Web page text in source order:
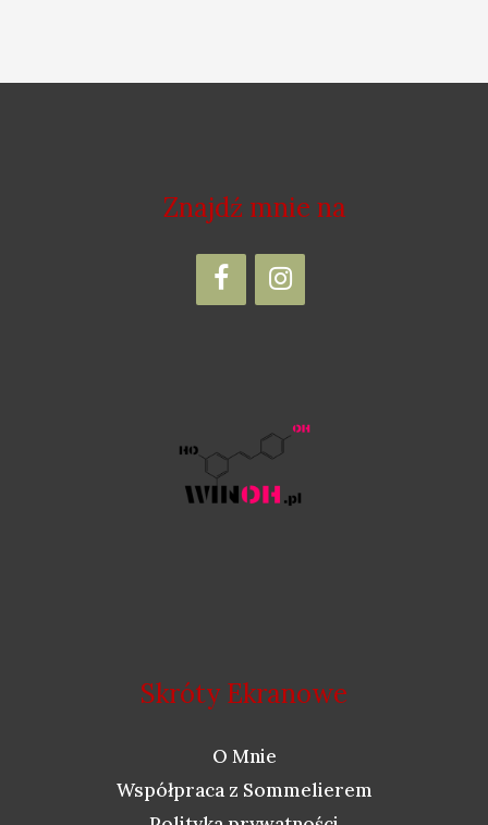
Znajdź mnie na
Skróty Ekranowe
O Mnie
Współpraca z Sommelierem